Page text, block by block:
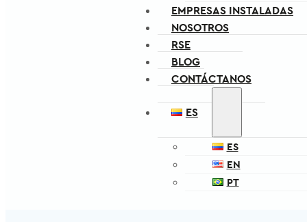
EMPRESAS INSTALADAS
NOSOTROS
RSE
BLOG
CONTÁCTANOS
ES
ES
EN
PT